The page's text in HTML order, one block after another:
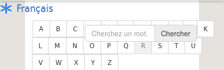
Français
Chercher
A B C D E F G H I J
K
L
M N O P Q R S T
U
V
W X Y Z